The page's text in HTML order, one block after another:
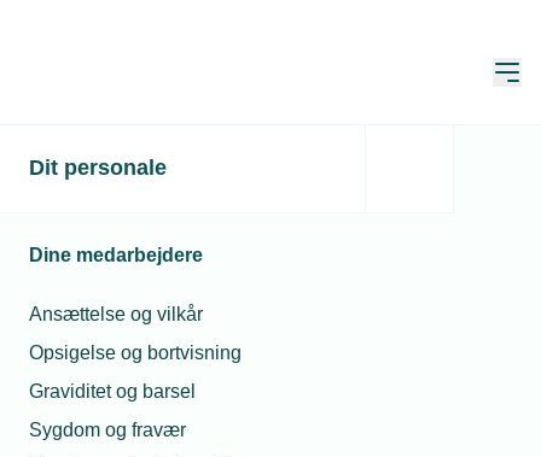
Dit personale
Dine medarbejdere
Ansættelse og vilkår
Opsigelse og bortvisning
Graviditet og barsel
Sygdom og fravær
Du skal være logget ind
Denne side er kun for medlemmer, og du skal derfor
E-mail*